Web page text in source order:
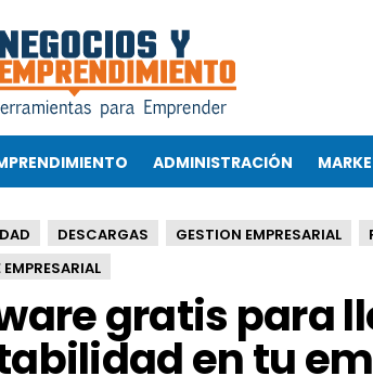
ADMINISTRACIÓN
DESCARGAS GESTION EMPRESARIAL
gratis para
en tu